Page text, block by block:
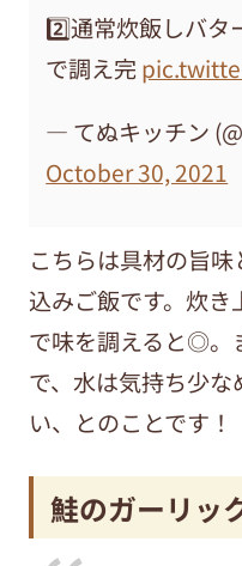
2️⃣通常炊飯しバタ
で調え完
— てぬキッチン
October 30, 2021
こちらは具材の旨
込みご飯です。炊
で味を調えると◎。
で、水は気持ち少
い、とのことです！
鮭のガーリッ